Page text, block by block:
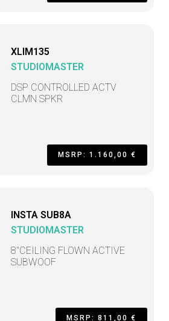
XLIM135
STUDIOMASTER
DSP CONTROLLED ACTV
CLMN SPKR
MSRP: 1.160,00 €
INSTA SUB8A
STUDIOMASTER
8"CEILING FLOWN ACTIVE
SUBWOOF
MSRP: 811,00 €